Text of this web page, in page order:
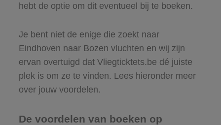
hebt de optie om dit eventueel bij te boeken.
Je bent niet de enige die zoekt naar
Eindhoven naar Bozen vluchten en wij zijn
ervan overtuigd dat Vliegticktets.be dé juiste
plek is om ze te vinden. Lees hieronder meer
over jouw voordelen.
De voordelen van boeken op